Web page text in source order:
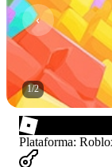
1/2
Plataforma: